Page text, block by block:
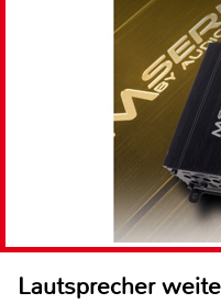
Lautsprecher